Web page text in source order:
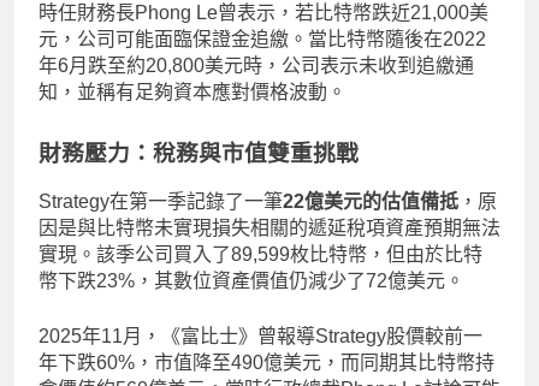
時任財務長Phong Le曾表示，若比特幣跌近21,000美
元，公司可能面臨保證金追繳。當比特幣隨後在2022
年6月跌至約20,800美元時，公司表示未收到追繳通
知，並稱有足夠資本應對價格波動。
財務壓力：稅務與市值雙重挑戰
Strategy在第一季記錄了一筆22億美元的估值備抵 ，原
因是與比特幣未實現損失相關的遞延稅項資產預期無法
實現。該季公司買入了89,599枚比特幣，但由於比特
幣下跌23%，其數位資產價值仍減少了72億美元。
2025年11月，《富比士》曾報導Strategy股價較前一
年下跌60%，市值降至490億美元，而同期其比特幣持